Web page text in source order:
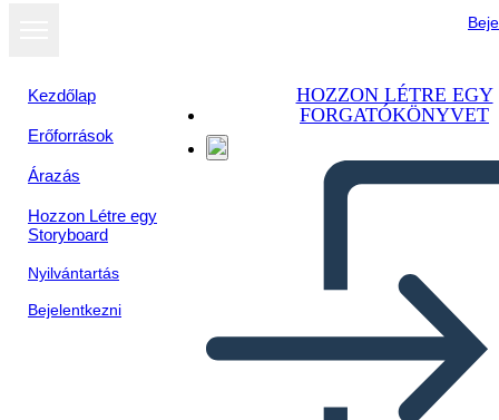
Kezdőlap
Erőforrások
Árazás
Hozzon Létre egy
Storyboard
Nyilvántartás
Bejelentkezni
HOZZON LÉTRE EGY
FORGATÓKÖNYVET